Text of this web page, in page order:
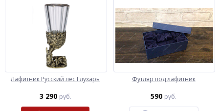
Лафитник Русский лес Глухарь
3 290 руб.
Футляр под лафитник
590 руб.